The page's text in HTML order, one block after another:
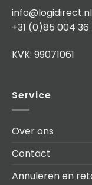
info@logidirect.nl
+31 (0)85 004 36
KVK: 99071061
Service
Over ons
Contact
Annuleren en